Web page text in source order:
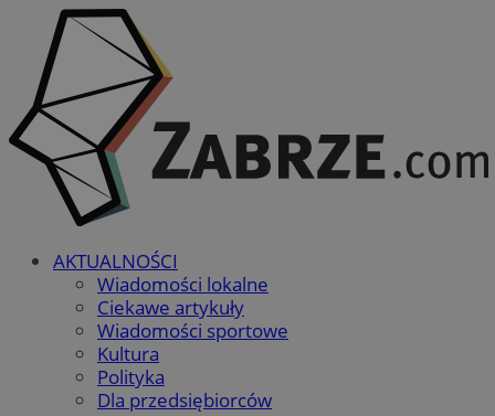
AKTUALNOŚCI
Wiadomości lokalne
Ciekawe artykuły
Wiadomości sportowe
Kultura
Polityka
Dla przedsiębiorców